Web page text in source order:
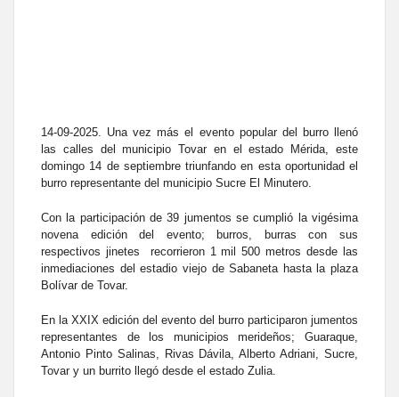
14-09-2025. Una vez más el evento popular del burro llenó
las calles del municipio Tovar en el estado Mérida, este
domingo 14 de septiembre triunfando en esta oportunidad el
burro representante del municipio Sucre El Minutero.
Con la participación de 39 jumentos se cumplió la vigésima
novena edición del evento; burros, burras con sus
respectivos jinetes recorrieron 1 mil 500 metros desde las
inmediaciones del estadio viejo de Sabaneta hasta la plaza
Bolívar de Tovar.
En la XXIX edición del evento del burro participaron jumentos
representantes de los municipios merideños; Guaraque,
Antonio Pinto Salinas, Rivas Dávila, Alberto Adriani, Sucre,
Tovar y un burrito llegó desde el estado Zulia.